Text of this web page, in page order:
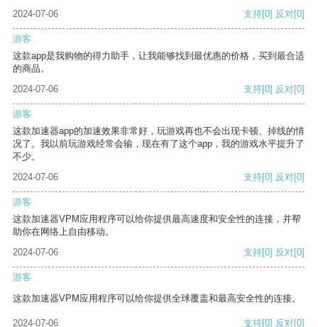
2024-07-06
支持[0] 反对[0]
游客
这款app是我购物的得力助手，让我能够找到最优惠的价格，买到最合适
的商品。
2024-07-06
支持[0] 反对[0]
游客
这款加速器app的加速效果非常好，玩游戏再也不会出现卡顿、掉线的情
况了。我以前玩游戏经常会输，现在有了这个app，我的游戏水平提升了
不少。
2024-07-06
支持[0] 反对[0]
游客
这款加速器VPM应用程序可以给你提供最高速度和安全性的连接，并帮
助你在网络上自由移动。
2024-07-06
支持[0] 反对[0]
游客
这款加速器VPM应用程序可以给你提供全球覆盖和最高安全性的连接。
2024-07-06 支持[0] 反对[0]